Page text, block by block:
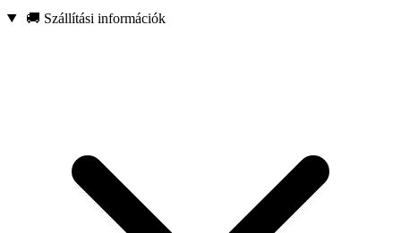
🚚 Szállítási információk